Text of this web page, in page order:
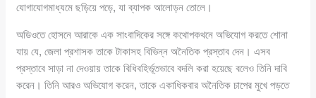
যোগাযোগমাধ্যমে ছড়িয়ে পড়ে, যা ব্যাপক আলোড়ন তোলে।
অডিওতে হোসনে আরাকে এক সাংবাদিকের সঙ্গে কথোপকথনে অভিযোগ করতে শোনা
যায় যে, জেলা প্রশাসক তাকে টাকাসহ বিভিন্ন অনৈতিক প্রস্তাব দেন। এসব
প্রস্তাবে সাড়া না দেওয়ায় তাকে বিধিবহির্ভূতভাবে বদলি করা হয়েছে বলেও তিনি দাবি
করেন। তিনি আরও অভিযোগ করেন, তাকে একাধিকবার অনৈতিক চাপের মুখে পড়তে